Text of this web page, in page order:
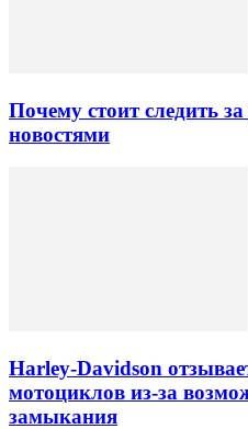
Почему стоит следить
новостями
Harley-Davidson
мотоциклов из-за
замыкания